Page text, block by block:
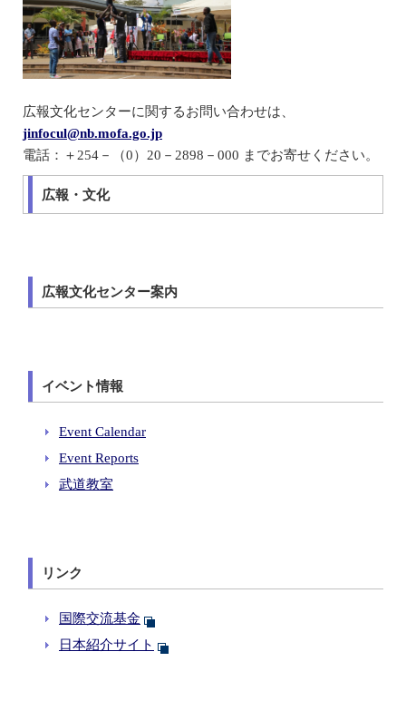
広報文化センターに関するお問い合わせは、
jinfocul@nb.mofa.go.jp
電話：＋254－（0）20－2898－000 までお寄せください。
広報・文化
広報文化センター案内
イベント情報
Event Calendar
Event Reports
武道教室
リンク
国際交流基金
日本紹介サイト